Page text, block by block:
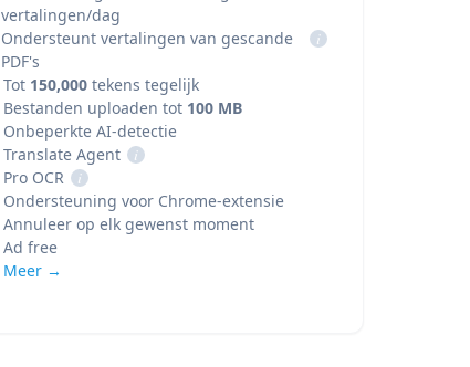
vertalingen/dag
Ondersteunt vertalingen van gescande
PDF's
i
Tot 150,000tekens tegelijk
Bestanden uploaden tot 100 MB
Onbeperkte AI-detectie
Translate Agent
i
Pro OCR
i
Ondersteuning voor Chrome-extensie
Annuleer op elk gewenst moment
Ad free
Meer →